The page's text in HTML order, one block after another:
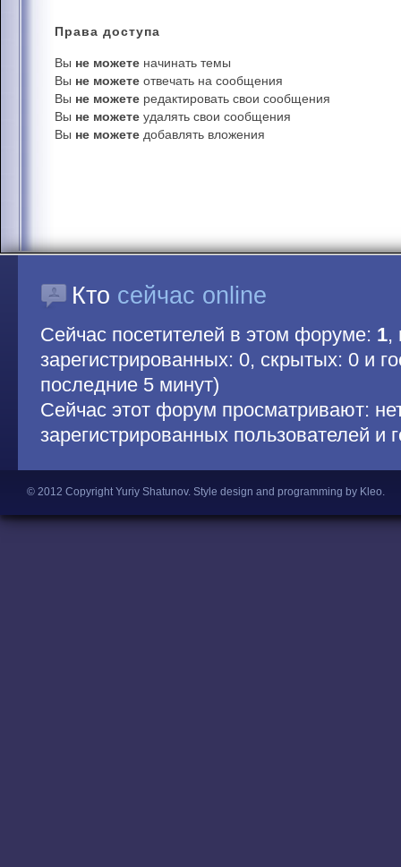
Права доступа
Вы не можете начинать темы
Вы не можете отвечать на сообщения
Вы не можете редактировать свои сообщения
Вы не можете удалять свои сообщения
Вы не можете добавлять вложения
Кто сейчас online
Сейчас посетителей в этом форуме: 1,
зарегистрированных: 0, скрытых: 0 и
последние 5 минут)
Сейчас этот форум просматривают:
зарегистрированных пользователей и
© 2012 Copyright Yuriy Shatunov. Style design and programming by Kleo.